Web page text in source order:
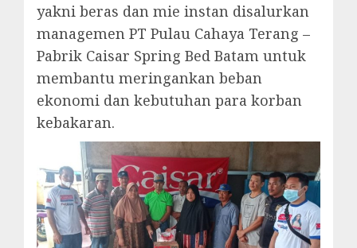
yakni beras dan mie instan disalurkan
managemen PT Pulau Cahaya Terang –
Pabrik Caisar Spring Bed Batam untuk
membantu meringankan beban
ekonomi dan kebutuhan para korban
kebakaran.